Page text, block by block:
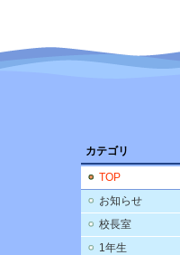
カテゴリ
TOP
お知らせ
校長室
1年生